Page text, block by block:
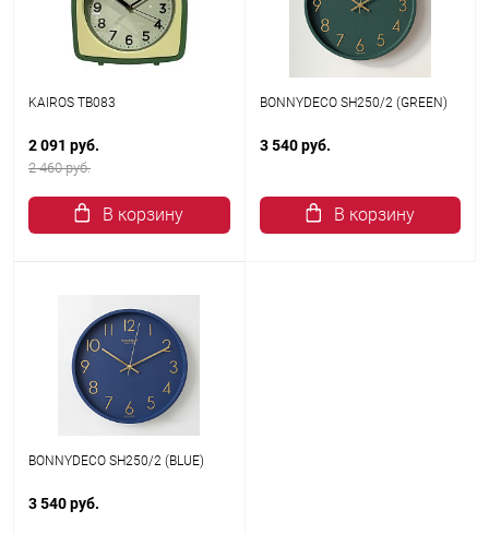
KAIROS TB083
2 091 руб.
2 460 руб.
В корзину
BONNYDECO SH250/2 (GREEN)
3 540 руб.
В корзину
BONNYDECO SH250/2 (BLUE)
3 540 руб.